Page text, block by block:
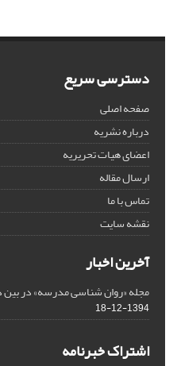
دسترسی سریع
صفحه اصلی
درباره نشریه
اعضای هیات تحریریه
ارسال مقاله
تماس با ما
نقشه سایت
آخرین اخبار
مجله «روان شناسی مدرسه» در بین
1394-12-18
اشتراک خبرنامه